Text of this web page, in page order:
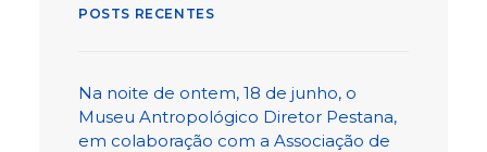
POSTS RECENTES
Na noite de ontem, 18 de junho, o
Museu Antropológico Diretor Pestana,
em colaboração com a Associação de